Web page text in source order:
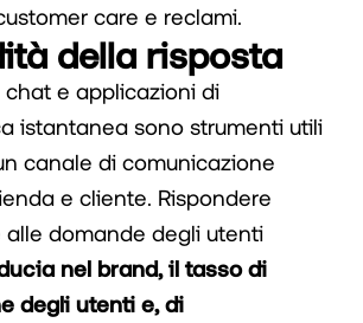
care e reclami.
della risposta
chat e applicazioni di
istantanea sono strumenti utili
canale di comunicazione
e cliente. Rispondere
domande degli utenti
nel brand, il tasso di
degli utenti e, di